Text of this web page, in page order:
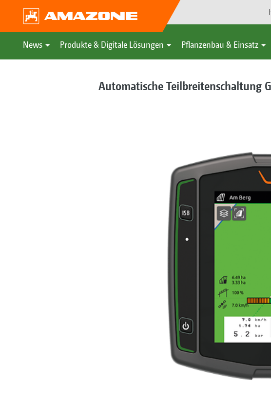
News Produkte & Digitale Lösungen Pflanzenbau & Einsatz
Automatische Teilbreitenschaltung